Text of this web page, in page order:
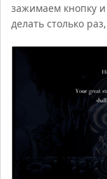
зажимаем кнопку
делать столько